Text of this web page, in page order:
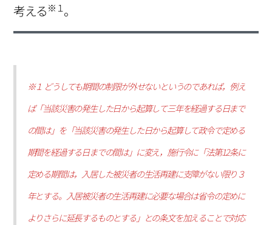
考える※１ 。
※１ どうしても期間の制限が外せないというのであれば，例え
ば「当該災害の発生した日から起算して三年を経過する日まで
の間は」を「当該災害の発生した日から起算して政令で定める
期間を経過する日までの間は」に変え，施行令に「法第12条に
定める期間は，入居した被災者の生活再建に支障がない限り３
年とする。入居被災者の生活再建に必要な場合は省令の定めに
よりさらに延長するものとする」との条文を加えることで対応